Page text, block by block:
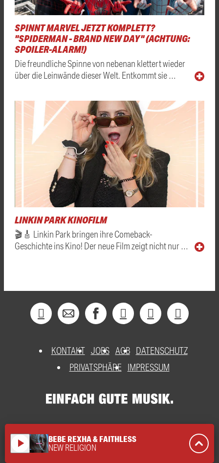
SPINNT MARVEL JETZT KOMPLETT?
"SPIDERMAN - BRAND NEW DAY" (ACHTUNG:
SPOILER-ALARM!)
Die freundliche Spinne von nebenan klettert wieder
über die Leinwände dieser Welt. Entkommt sie …
LINKIN PARK KINOFILM
🎬🎸 Linkin Park bringen ihre Comeback-
Geschichte ins Kino! Der neue Film zeigt nicht nur …
KONTAKT JOBS AGB DATENSCHUTZ
PRIVATSPHÄRE
IMPRESSUM
play_arrow BEBE REXHA & FAITHLESS
NEW RELIGION